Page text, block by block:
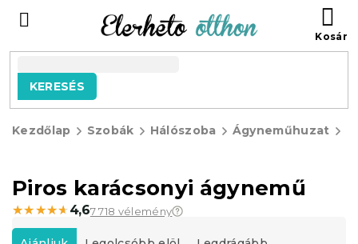
tartalomhoz
KERESÉS
Kezdőlap Szobák Hálószoba Ágyneműhuzat
Piros karácsonyi ágynemű
★★★★★
★★★★★ 4,67 718 vélemény
T